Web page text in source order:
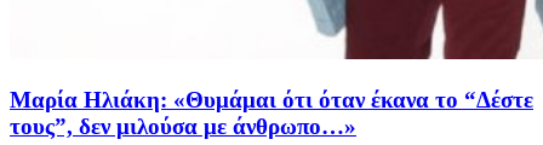
Μαρία Ηλιάκη: «Θυμάμαι ότι όταν έκανα το “Δέστε
τους”, δεν μιλούσα με άνθρωπο…»